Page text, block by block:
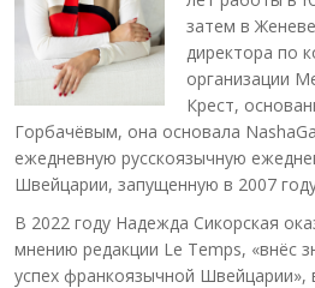
затем в
директора по
организации
Крест,
Горбачёвым, она основала
ежедневную русскоязычную
Швейцарии, запущенную в 2007
В 2022 году Надежда Сикорская
мнению редакции Le Temps, «внёс
успех франкоязычной